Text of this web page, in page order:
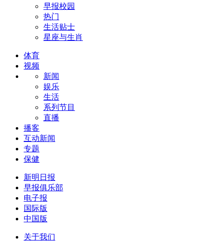
早报校园
热门
生活贴士
星座与生肖
体育
视频
新闻
娱乐
生活
系列节目
直播
播客
互动新闻
专题
保健
新明日报
早报俱乐部
电子报
国际版
中国版
关于我们